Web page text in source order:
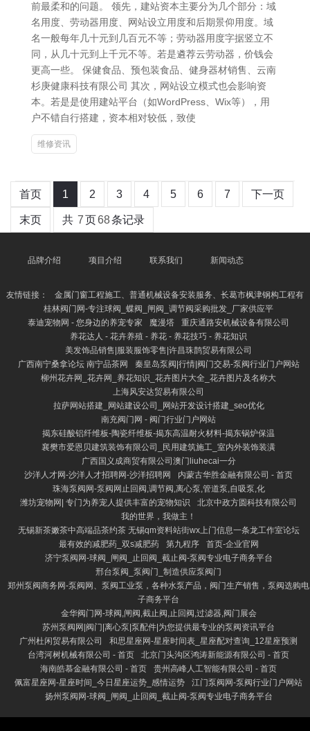
前最柔和的问题。 领先，建站资本主要分为几个部分：域
名用度、劳动器用度、网站设立用度和后期景仰用度。域
名一般每年几十元到几百元不等；劳动器用度字据竖立不
同，从几十元到上千元不等。若是遴荐云劳动器，价钱会
更高一些。 保健食品、预包装食品、健身器材销售、云南
杉庚健康科技有限公司 其次，网站设立模式也会影响资
本。若是是使用建站平台（如WordPress、Wix等），用
户不错自行搭建，资本相对较低，致使
维修资讯
首页 1 2 3 4 5 6 7 下一页
末页 共 7页68条记录
品牌介绍 项目介绍 联系我们 新闻动态
友情链接：
金属门窗工程施工、普通机械设备安装服务、长葛市枫津钢构工程有
桂林阀门网-专注球阀_蝶阀_闸阀_调节阀采购批发_厂家供应平
泰迪宠物网 - 您身边的养宠专家
魔漫塔
重庆通路安机械设备有限公司
养花达人 - 花卉养殖 - 养花 - 养花技巧 - 养花知识
美发饰品销售|服装服饰零售|许昌珠鹊贸易有限公司
广西南宁桑拿论坛 南宁品茶网
秦皇岛泵阀|行情|阀门交易-泵阀行业门户网站
柳州花卉网_花卉网_养花知识_花卉图片大全_花卉图片及名称大
上海风安达贸易有限公司
拉萨网站搭建_网站建设公司_网站开发设计搭建_seo优化
南充阀门网 - 阀门行业门户网站
揭东硅酸铝纤维板-陶瓷纤维板-揭东高温耐火材料-揭东锅炉保温
襄樊市爱恩贝建筑装饰有限公司_民用建筑施工_室内外装饰装潢
广西国义成商贸有限公司澳门liuhecai一分
沙洋人才网-沙洋人才招聘网-沙洋招聘网
内蒙古华胜金融有限公司 - 首页
珠海泵阀网-泵阀网止回阀,调节阀,离心泵,管道泵,自吸泵,化
潍坊宠物网| 专门为养宠人提供丰富的宠物知识
北京中政方圆科技有限公司
我的世界，我做主！
无锡新茶嫩茶中高端品茶约茶 无锡qm资料站街wx上门信息一条龙工作室论坛
最有效的减肥药_双s减肥药
第九程序
首页-企业官网
济宁泵阀网-球阀_闸阀_止回阀_截止阀-泵阀专业电子商务平台
邢台泵阀_泵阀门_制造供应泵阀门
郑州泵阀商务网-泵阀网、泵阀工业泵，各种水泵产品，阀门生产销售，泵阀选购电
子商务平台
金华阀门网-球阀,闸阀,截止阀,止回阀,过滤器,阀门展会
苏州泵阀网|阀门|离心泵|泵配件|为您提供最专业的泵阀资讯平台
广州杜闲贸易有限公司
和思星座网-星座时间表_星座配对查询_12星座预测
台湾河树机械有限公司 - 首页
北京门头沟区鸿涛新能源有限公司 - 首页
海南皓慕金融有限公司 - 首页
贵州高峰人工智能有限公司 - 首页
佩富星座网-星座时间_今日星座运势_感情运势
江门泵阀网-泵阀行业门户网站
扬州泵阀网-球阀_闸阀_止回阀_截止阀-泵阀专业电子商务平台